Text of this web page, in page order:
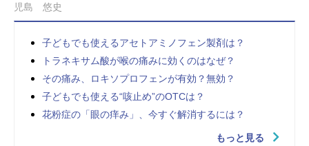
児島 悠史
子どもでも使えるアセトアミノフェン製剤は？
トラネキサム酸が喉の痛みに効くのはなぜ？
その痛み、ロキソプロフェンが有効？無効？
子どもでも使える“咳止め”のOTCは？
花粉症の「眼の痒み」、今すぐ解消するには？
もっと見る